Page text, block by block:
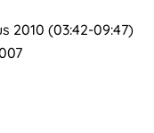
2010 (03:42-09:47)